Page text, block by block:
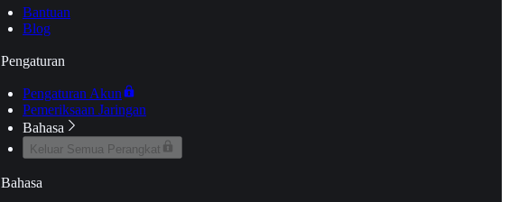
Bantuan
Blog
Pengaturan
Pengaturan Akun
Pemeriksaan Jaringan
Bahasa
Keluar Semua Perangkat
Bahasa